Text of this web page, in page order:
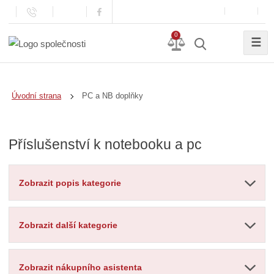
0
☰
Úvodní strana PC a NB doplňky
Příslušenství k notebooku a pc
Zobrazit popis kategorie
Zobrazit další kategorie
Zobrazit nákupního asistenta